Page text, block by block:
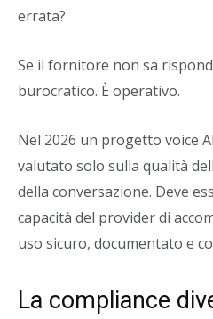
errata?
Se il fornitore non sa
burocratico. È operativo.
Nel 2026 un progetto voice
valutato solo sulla qualità
della conversazione. Deve
capacità del provider di
uso sicuro, documentato e
La compliance